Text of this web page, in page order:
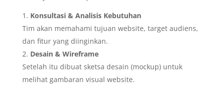
Konsultasi & Analisis Kebutuhan
Tim akan memahami tujuan website, target audiens,
dan fitur yang diinginkan.
Desain & Wireframe
Setelah itu dibuat sketsa desain (mockup) untuk
melihat gambaran visual website.